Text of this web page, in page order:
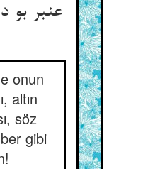
عنبر بو
onun
altın
söz
gibi